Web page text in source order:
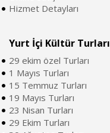
Hizmet Detayları
Yurt İçi Kültür Turları
29 ekim özel Turları
1 Mayıs Turları
15 Temmuz Turları
19 Mayıs Turları
23 Nisan Turları
29 Ekim Turları